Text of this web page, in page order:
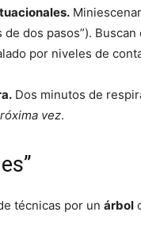
de dos pasos”).
por niveles de
Dos minutos de
vez.
técnicas por un árbol